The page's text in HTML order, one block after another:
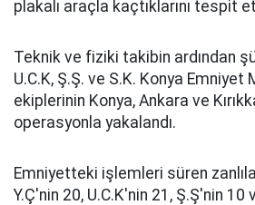
plakalı araçla kaçtıklarını tespit
Teknik ve fiziki takibin ardından
U.C.K, Ş.Ş. ve S.K. Konya Emniyet
ekiplerinin Konya, Ankara ve
operasyonla yakalandı.
Emniyetteki işlemleri süren
Y.Ç'nin 20, U.C.K'nin 21, Ş.Ş'nin 10